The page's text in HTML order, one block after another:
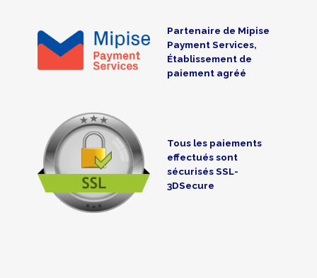
Partenaire de Mipise
Payment Services,
Établissement de
paiement agréé
Tous les paiements
effectués sont
sécurisés SSL-
3DSecure